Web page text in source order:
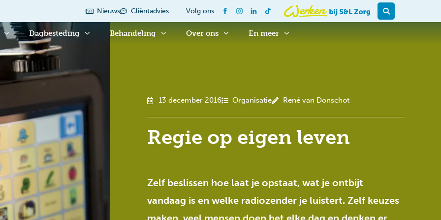
Nieuws Cliëntadvies Volg ons
Dagbesteding Behandeling Over ons En meer
13 december 2016 Organisatie René van Donschot
Regie op eigen leven
Zelf beslissen hoe laat je opstaat, wat je ontbijt
vandaag is en welke radiozender je luistert. Zelf keuzes